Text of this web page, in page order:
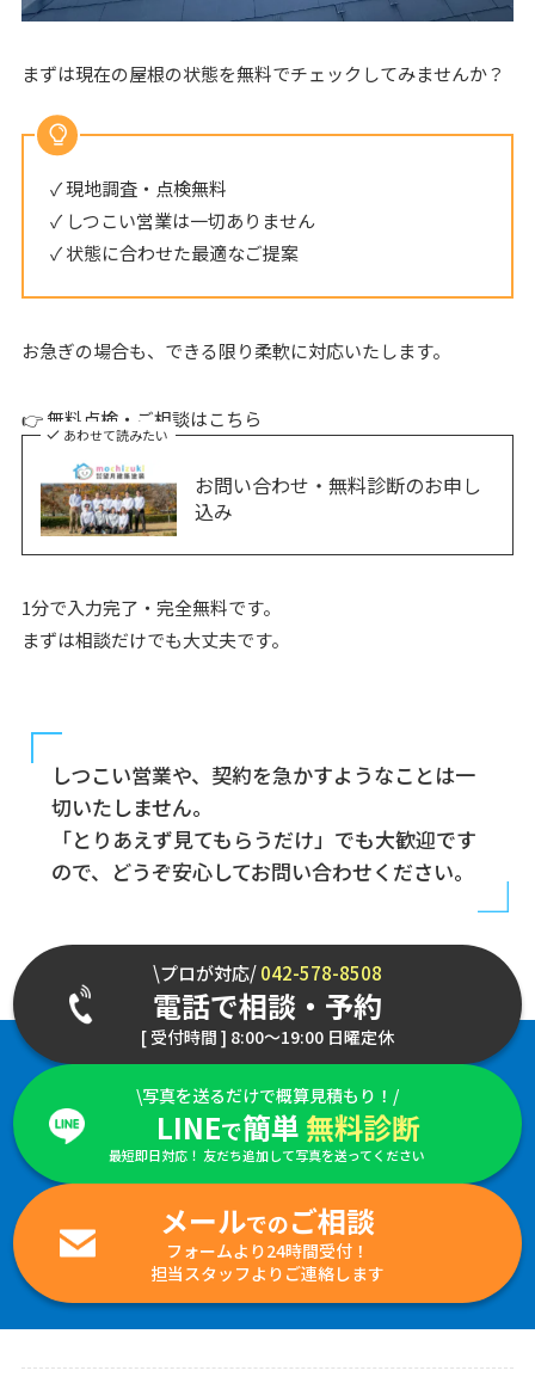
まずは現在の屋根の状態を無料でチェックしてみませんか？
✓ 現地調査・点検無料
✓ しつこい営業は一切ありません
✓ 状態に合わせた最適なご提案
お急ぎの場合も、できる限り柔軟に対応いたします。
👉 無料点検・ご相談はこちら
あわせて読みたい
お問い合わせ・無料診断のお申し
込み
1分で入力完了・完全無料です。
まずは相談だけでも大丈夫です。
しつこい営業や、契約を急かすようなことは一
切いたしません。
「とりあえず見てもらうだけ」でも大歓迎です
ので、どうぞ安心してお問い合わせください。
\プロが対応/042-578-8508
電話で相談・予約
[ 受付時間 ] 8:00～19:00 日曜定休
\写真を送るだけで概算見積もり！/
LINEで簡単 無料診断
最短即日対応！ 友だち追加して写真を送ってください
メールでのご相談
フォームより24時間受付！
担当スタッフよりご連絡します